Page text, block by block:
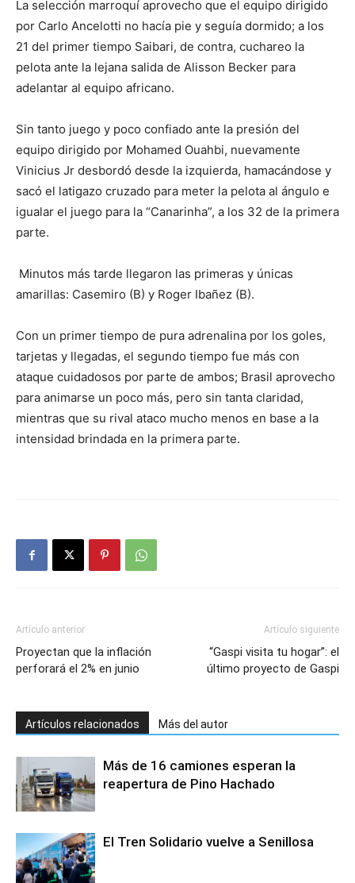
La selección marroquí aprovecho que el equipo dirigido
por Carlo Ancelotti no hacía pie y seguía dormido; a los
21 del primer tiempo Saibari, de contra, cuchareo la
pelota ante la lejana salida de Alisson Becker para
adelantar al equipo africano.
Sin tanto juego y poco confiado ante la presión del
equipo dirigido por Mohamed Ouahbi, nuevamente
Vinicius Jr desbordó desde la izquierda, hamacándose y
sacó el latigazo cruzado para meter la pelota al ángulo e
igualar el juego para la “Canarinha”, a los 32 de la primera
parte.
Minutos más tarde llegaron las primeras y únicas
amarillas: Casemiro (B) y Roger Ibañez (B).
Con un primer tiempo de pura adrenalina por los goles,
tarjetas y llegadas, el segundo tiempo fue más con
ataque cuidadosos por parte de ambos; Brasil aprovecho
para animarse un poco más, pero sin tanta claridad,
mientras que su rival ataco mucho menos en base a la
intensidad brindada en la primera parte.
Artículo anterior
Proyectan que la inflación
perforará el 2% en junio
Artículo siguiente
“Gaspi visita tu hogar”: el
último proyecto de Gaspi
Artículos relacionados Más del autor
Más de 16 camiones esperan la
reapertura de Pino Hachado
El Tren Solidario vuelve a Senillosa